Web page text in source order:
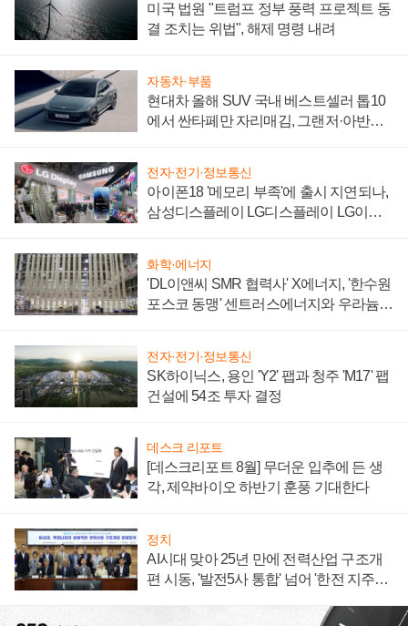
미국 법원 "트럼프 정부 풍력 프로젝트 동
결 조치는 위법", 해제 명령 내려
자동차·부품
현대차 올해 SUV 국내 베스트셀러 톱10
에서 싼타페만 자리매김, 그랜저·아반떼
전자·전기·정보통신
아이폰18 '메모리 부족'에 출시 지연되나,
삼성디스플레이 LG디스플레이 LG이노
화학·에너지
'DL이앤씨 SMR 협력사' X에너지, '한수원
포스코 동맹' 센트러스에너지와 우라늄
전자·전기·정보통신
SK하이닉스, 용인 'Y2' 팹과 청주 'M17' 팹
건설에 54조 투자 결정
데스크 리포트
[데스크리포트 8월] 무더운 입추에 든 생
각, 제약바이오 하반기 훈풍 기대한다
정치
AI시대 맞아 25년 만에 전력산업 구조개
편 시동, '발전5사 통합' 넘어 '한전 지주사'